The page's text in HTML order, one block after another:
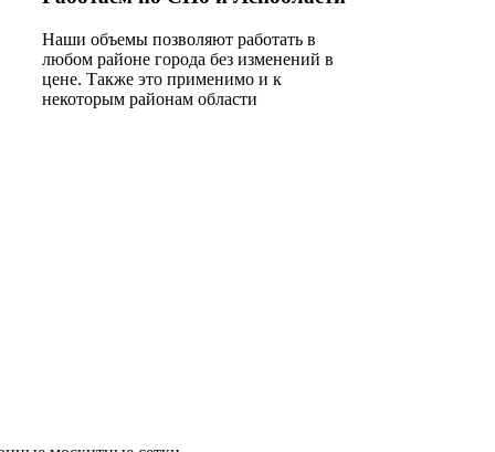
Наши объемы позволяют работать в
любом районе города без изменений в
цене. Также это применимо и к
некоторым районам области